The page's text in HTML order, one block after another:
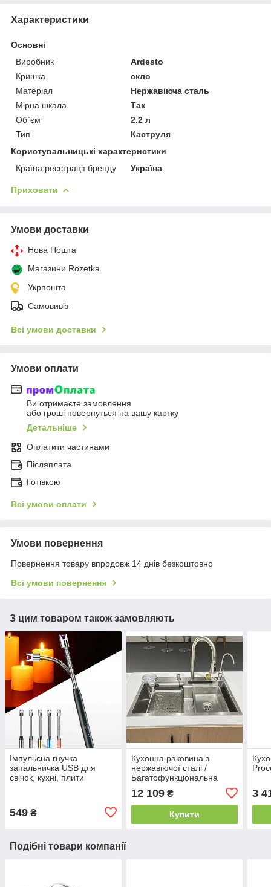
Характеристики
Основні
Виробник
Ardesto
Кришка
скло
Матеріал
Нержавіюча сталь
Мірна шкала
Так
Об`єм
2.2 л
Тип
Каструля
Користувальницькі характеристики
Країна реєстрації бренду
Україна
Приховати
Умови доставки
Нова Пошта
Магазини Rozetka
Укрпошта
Самовивіз
Всі умови доставки
Умови оплати
Ви отримаєте замовлення
або гроші повернуться на вашу картку
Детальніше
Оплатити частинами
Післяплата
Готівкою
Всі умови оплати
Умови повернення
Повернення товару впродовж 14 днів безкоштовно
Всі умови повернення
З цим товаром також замовляють
Імпульсна гнучка
запальничка USB для
свічок, кухні, плити
549 ₴
Кухонна раковина з
нержавіючої сталі /
Багатофункціональна
кухонна мийка Sink 8045
800*450*210 мм
12 109₴
Купити
3
Подібні товари компанії